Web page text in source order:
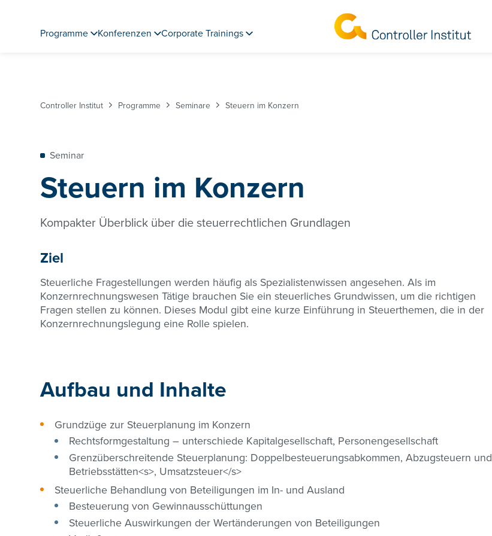
Programme Konferenzen Corporate Trainings
Controller Institut Programme Seminare Steuern im Konzern
Seminar
Steuern im Konzern
Kompakter Überblick über die steuerrechtlichen Grundlagen
Ziel
Steuerliche Fragestellungen werden häufig als Spezialistenwissen angesehen. Als im
Konzernrechnungswesen Tätige brauchen Sie ein steuerliches Grundwissen, um die richtigen
Fragen stellen zu können. Dieses Modul gibt eine kurze Einführung in Steuerthemen, die in der
Konzernrechnungslegung eine Rolle spielen.
Aufbau und Inhalte
Grundzüge zur Steuerplanung im Konzern
Rechtsformgestaltung – unterschiede Kapitalgesellschaft, Personengesellschaft
Grenzüberschreitende Steuerplanung: Doppelbesteuerungsabkommen, Abzugsteuern und
Betriebsstätten<s>, Umsatzsteuer</s>
Steuerliche Behandlung von Beteiligungen im In- und Ausland
Besteuerung von Gewinnausschüttungen
Steuerliche Auswirkungen der Wertänderungen von Beteiligungen